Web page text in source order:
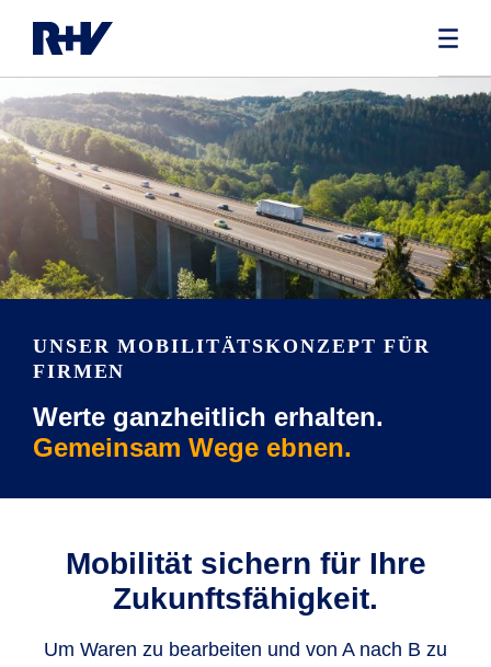
UNSER MOBILITÄTSKONZEPT FÜR
FIRMEN
Werte ganzheitlich erhalten.
Gemeinsam Wege ebnen.
Mobilität sichern für Ihre
Zukunftsfähigkeit.
Um Waren zu bearbeiten und von A nach B zu